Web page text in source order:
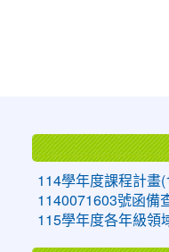
114學年度課程計畫
1140071603號函備
115學年度各年級領